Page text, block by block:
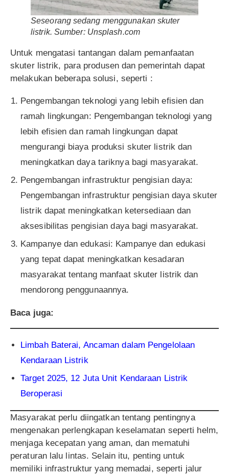
Seseorang sedang menggunakan skuter
listrik. Sumber: Unsplash.com
Untuk mengatasi tantangan dalam pemanfaatan
skuter listrik, para produsen dan pemerintah dapat
melakukan beberapa solusi, seperti :
Pengembangan teknologi yang lebih efisien dan
ramah lingkungan: Pengembangan teknologi yang
lebih efisien dan ramah lingkungan dapat
mengurangi biaya produksi skuter listrik dan
meningkatkan daya tariknya bagi masyarakat.
Pengembangan infrastruktur pengisian daya:
Pengembangan infrastruktur pengisian daya skuter
listrik dapat meningkatkan ketersediaan dan
aksesibilitas pengisian daya bagi masyarakat.
Kampanye dan edukasi: Kampanye dan edukasi
yang tepat dapat meningkatkan kesadaran
masyarakat tentang manfaat skuter listrik dan
mendorong penggunaannya.
Baca juga:
Limbah Baterai, Ancaman dalam Pengelolaan
Kendaraan Listrik
Target 2025, 12 Juta Unit Kendaraan Listrik
Beroperasi
Masyarakat perlu diingatkan tentang pentingnya
mengenakan perlengkapan keselamatan seperti helm,
menjaga kecepatan yang aman, dan mematuhi
peraturan lalu lintas. Selain itu, penting untuk
memiliki infrastruktur yang memadai, seperti jalur